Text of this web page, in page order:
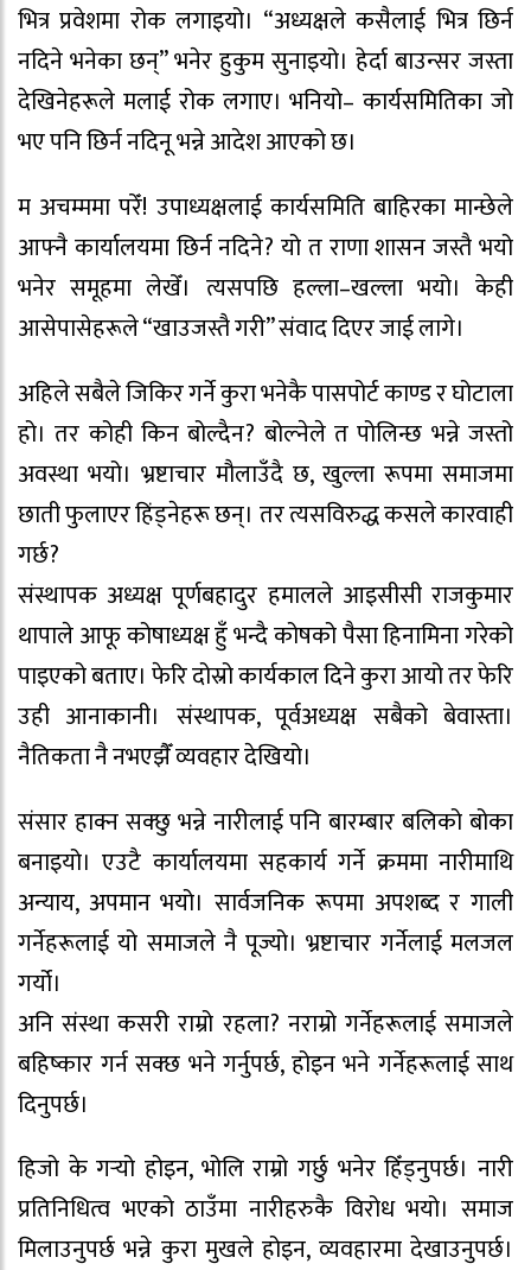
भित्र प्रवेशमा रोक लगाइयो। “अध्यक्षले कसैलाई भित्र छिर्न
नदिने भनेका छन्” भनेर हुकुम सुनाइयो। हेर्दा बाउन्सर जस्ता
देखिनेहरूले मलाई रोक लगाए। भनियो– कार्यसमितिका जो
भए पनि छिर्न नदिनू भन्ने आदेश आएको छ।
म अचम्ममा परेँ! उपाध्यक्षलाई कार्यसमिति बाहिरका मान्छेले
आफ्नै कार्यालयमा छिर्न नदिने? यो त राणा शासन जस्तै भयो
भनेर समूहमा लेखेँ। त्यसपछि हल्ला–खल्ला भयो। केही
आसेपासेहरूले “खाउजस्तै गरी” संवाद दिएर जाई लागे।
अहिले सबैले जिकिर गर्ने कुरा भनेकै पासपोर्ट काण्ड र घोटाला
हो। तर कोही किन बोल्दैन? बोल्नेले त पोलिन्छ भन्ने जस्तो
अवस्था भयो। भ्रष्टाचार मौलाउँदै छ, खुल्ला रूपमा समाजमा
छाती फुलाएर हिंड्नेहरू छन्। तर त्यसविरुद्ध कसले कारवाही
गर्छ?
संस्थापक अध्यक्ष पूर्णबहादुर हमालले आइसीसी राजकुमार
थापाले आफू कोषाध्यक्ष हुँ भन्दै कोषको पैसा हिनामिना गरेको
पाइएको बताए। फेरि दोस्रो कार्यकाल दिने कुरा आयो तर फेरि
उही आनाकानी। संस्थापक, पूर्वअध्यक्ष सबैको बेवास्ता।
नैतिकता नै नभएझैँ व्यवहार देखियो।
संसार हाक्न सक्छु भन्ने नारीलाई पनि बारम्बार बलिको बोका
बनाइयो। एउटै कार्यालयमा सहकार्य गर्ने क्रममा नारीमाथि
अन्याय, अपमान भयो। सार्वजनिक रूपमा अपशब्द र गाली
गर्नेहरूलाई यो समाजले नै पूज्यो। भ्रष्टाचार गर्नेलाई मलजल
गर्यो।
अनि संस्था कसरी राम्रो रहला? नराम्रो गर्नेहरूलाई समाजले
बहिष्कार गर्न सक्छ भने गर्नुपर्छ, होइन भने गर्नेहरूलाई साथ
दिनुपर्छ।
हिजो के गर्‍यो होइन, भोलि राम्रो गर्छु भनेर हिँड्नुपर्छ। नारी
प्रतिनिधित्व भएको ठाउँमा नारीहरुकै विरोध भयो। समाज
मिलाउनुपर्छ भन्ने कुरा मुखले होइन, व्यवहारमा देखाउनुपर्छ।